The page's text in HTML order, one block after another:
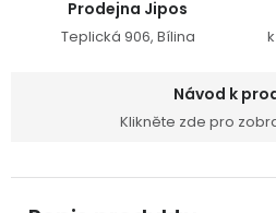
Prodejna Jipos
Teplická 906, Bílina
Návod k
Klikněte zde pro